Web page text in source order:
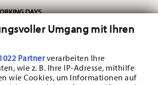
Umgang mit Ihren
Partnerverarbeiten Ihre
wie z. B. Ihre IP-Adresse, mithilfe
wie Cookies, um Informationen auf
DAYS
set
Theresia
white tea
for 6